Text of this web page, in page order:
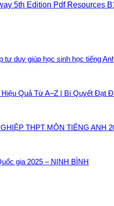
5th Edition Pdf Resources
tư duy giúp học sinh học tiếng
Quả Từ A–Z | Bí Quyết Đạt
THPT MÔN TIẾNG ANH
gia 2025 – NINH BÌNH